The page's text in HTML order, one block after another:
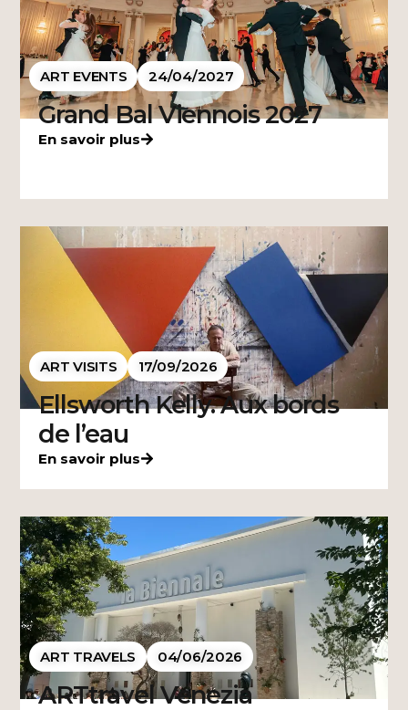
ART EVENTS 24/04/2027
Grand Bal Viennois 2027
En savoir plus
ART VISITS 17/09/2026
Ellsworth Kelly. Aux bords
de l’eau
En savoir plus
ART TRAVELS 04/06/2026
ARTtravel Venezia